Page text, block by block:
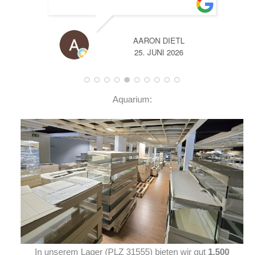
A
14. JUNI 2026
Aquarium:
In unserem Lager (PLZ 31555) bieten wir gut 1.500